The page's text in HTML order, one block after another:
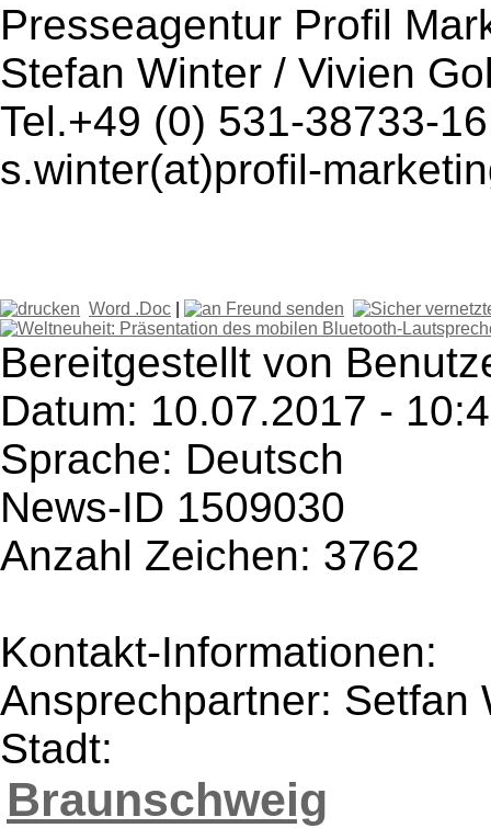
Presseagentur Profil
Stefan Winter / Vivien
Tel.+49 (0) 531-38733-16
s.winter(at)profil-
Word .Doc
Bereitgestellt von
Datum: 10.07.2017 -
Sprache: Deutsch
News-ID 1509030
Anzahl Zeichen: 3762
Kontakt-Informationen:
Ansprechpartner: Setfan
Stadt:
Braunschweig